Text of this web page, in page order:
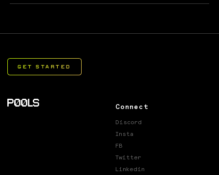
Connect
Discord
Insta
FB
Twitter
Linkedin